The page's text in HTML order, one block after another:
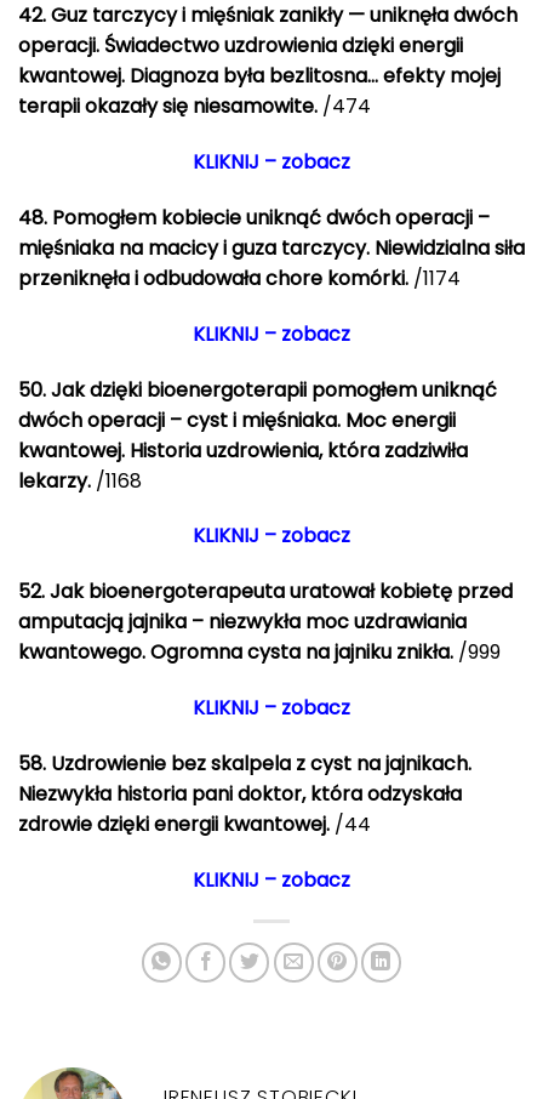
42. Guz tarczycy i mięśniak zanikły — uniknęła dwóch
operacji. Świadectwo uzdrowienia dzięki energii
kwantowej. Diagnoza była bezlitosna… efekty mojej
terapii okazały się niesamowite. /474
KLIKNIJ – zobacz
48. Pomogłem kobiecie uniknąć dwóch operacji –
mięśniaka na macicy i guza tarczycy. Niewidzialna siła
przeniknęła i odbudowała chore komórki. /1174
KLIKNIJ – zobacz
50. Jak dzięki bioenergoterapii pomogłem uniknąć
dwóch operacji – cyst i mięśniaka. Moc energii
kwantowej. Historia uzdrowienia, która zadziwiła
lekarzy. /1168
KLIKNIJ – zobacz
52. Jak bioenergoterapeuta uratował kobietę przed
amputacją jajnika – niezwykła moc uzdrawiania
kwantowego. Ogromna cysta na jajniku znikła. /999
KLIKNIJ – zobacz
58. Uzdrowienie bez skalpela z cyst na jajnikach.
Niezwykła historia pani doktor, która odzyskała
zdrowie dzięki energii kwantowej. /44
KLIKNIJ – zobacz